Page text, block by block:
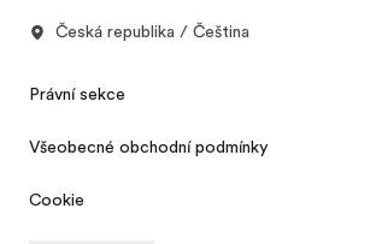
Česká republika / Čeština
Právní sekce
Všeobecné obchodní podmínky
Cookie